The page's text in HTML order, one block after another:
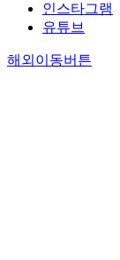
인스타그램
유튜브
해외이동버튼